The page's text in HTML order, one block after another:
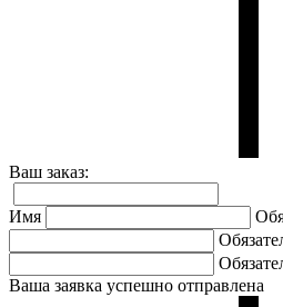
Ваш заказ:
Имя
Ваша заявка успешно отправлена